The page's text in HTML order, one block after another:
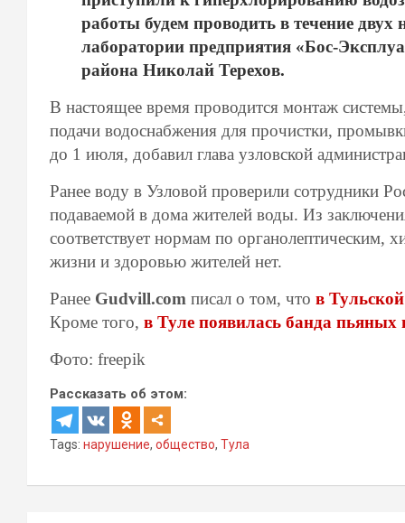
работы будем проводить в течение
лаборатории предприятия «Бос-
района Николай Терехов.
В настоящее время проводится монтаж
подачи водоснабжения для прочистки,
до 1 июля, добавил глава узловской
Ранее воду в Узловой проверили сотрудники
подаваемой в дома жителей воды. Из
соответствует нормам по органолептическим,
жизни и здоровью жителей нет.
Ранее Gudvill.com писал о том, что в
Кроме того, в Туле появилась банда пьяных
Фото: freepik
Рассказать об этом:
Tags: нарушение, общество, Тула